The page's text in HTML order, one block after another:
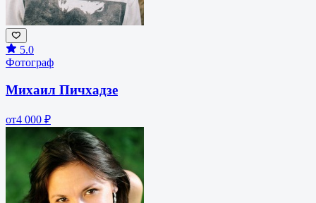
5.0
Фотограф
Михаил Пичхадзе
от4 000 ₽